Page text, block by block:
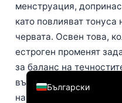
менструация,
като повлияват тонуса
червата. Освен това,
естроген променят
за баланс на
въглехидрати,
на серотонин в
Български
English
Deutsch
Français